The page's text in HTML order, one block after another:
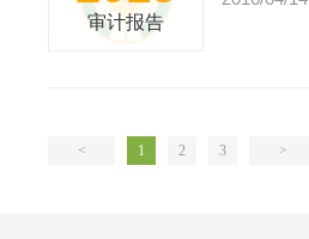
审计报告
< 1 2 3 >